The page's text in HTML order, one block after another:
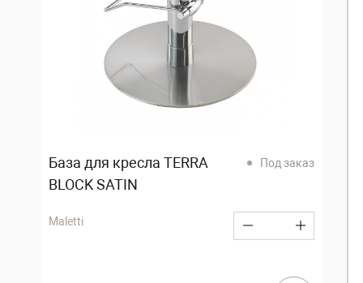
База для кресла TERRA
BLOCK SATIN
Под заказ
Maletti